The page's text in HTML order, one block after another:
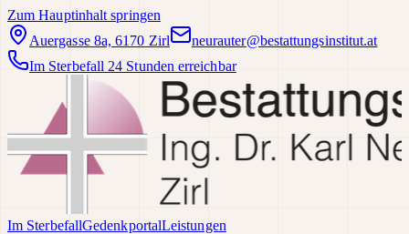
Zum Hauptinhalt springen
Auergasse 8a, 6170 Zirl
neurauter@bestattungsinstitut.at
Im Sterbefall 24 Stunden erreichbar
Im SterbefallGedenkportalLeistungen